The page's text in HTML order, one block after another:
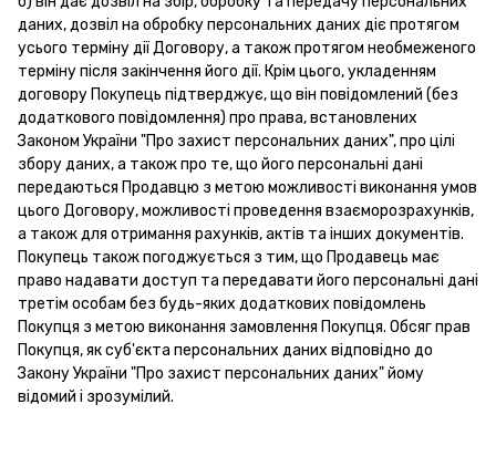
даних, дозвіл на обробку персональних даних діє протягом
усього терміну дії Договору, а також протягом необмеженого
терміну після закінчення його дії. Крім цього, укладенням
договору Покупець підтверджує, що він повідомлений (без
додаткового повідомлення) про права, встановлених
Законом України "Про захист персональних даних", про цілі
збору даних, а також про те, що його персональні дані
передаються Продавцю з метою можливості виконання умов
цього Договору, можливості проведення взаєморозрахунків,
а також для отримання рахунків, актів та інших документів.
Покупець також погоджується з тим, що Продавець має
право надавати доступ та передавати його персональні дані
третім особам без будь-яких додаткових повідомлень
Покупця з метою виконання замовлення Покупця. Обсяг прав
Покупця, як суб'єкта персональних даних відповідно до
Закону України "Про захист персональних даних" йому
відомий і зрозумілий.